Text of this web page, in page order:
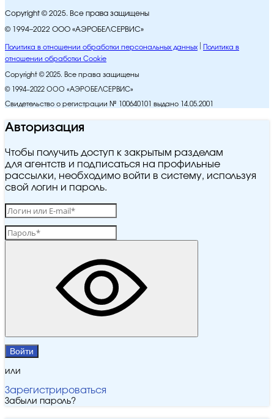
Copyright © 2025. Все права защищены
© 1994–2022 ООО «АЭРОБЕЛСЕРВИС»
Политика в отношении обработки персональных данных
Политика в
отношении обработки Cookie
Copyright © 2025. Все права защищены
© 1994–2022 ООО «АЭРОБЕЛСЕРВИС»
Свидетельство о регистрации № 100640101 выдано 14.05.2001
Авторизация
Чтобы получить доступ к закрытым разделам
для агентств и подписаться на профильные
рассылки, необходимо войти в систему, используя
свой логин и пароль.
Войти
или
Зарегистрироваться
Забыли пароль?